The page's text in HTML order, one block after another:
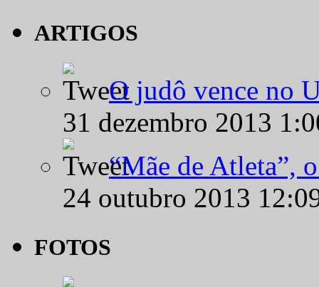
ARTIGOS
O judô vence no
31 dezembro 2013
“Mãe de Atleta”,
24 outubro 2013
FOTOS